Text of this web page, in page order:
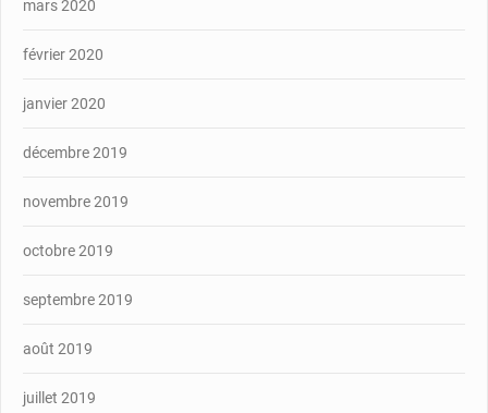
mars 2020
février 2020
janvier 2020
décembre 2019
novembre 2019
octobre 2019
septembre 2019
août 2019
juillet 2019